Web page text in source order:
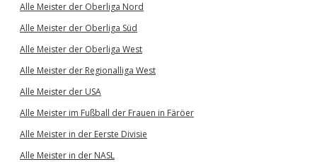
Alle Meister der Oberliga Nord
Alle Meister der Oberliga Süd
Alle Meister der Oberliga West
Alle Meister der Regionalliga West
Alle Meister der USA
Alle Meister im Fußball der Frauen in Färöer
Alle Meister in der Eerste Divisie
Alle Meister in der NASL